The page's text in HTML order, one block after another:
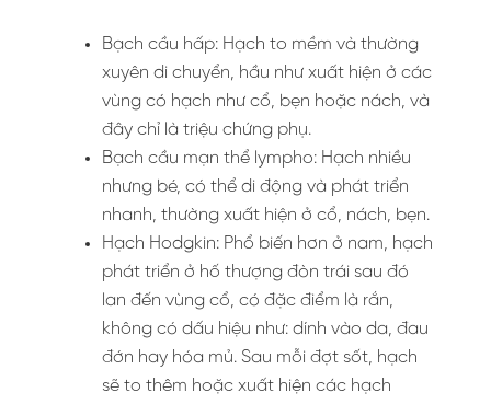
Bạch cầu hấp: Hạch to mềm và thường
xuyên di chuyển, hầu như xuất hiện ở các
vùng có hạch như cổ, bẹn hoặc nách, và
đây chỉ là triệu chứng phụ.
Bạch cầu mạn thể lympho: Hạch nhiều
nhưng bé, có thể di động và phát triển
nhanh, thường xuất hiện ở cổ, nách, bẹn.
Hạch Hodgkin: Phổ biến hơn ở nam, hạch
phát triển ở hố thượng đòn trái sau đó
lan đến vùng cổ, có đặc điểm là rắn,
không có dấu hiệu như: dính vào da, đau
đớn hay hóa mủ. Sau mỗi đợt sốt, hạch
sẽ to thêm hoặc xuất hiện các hạch